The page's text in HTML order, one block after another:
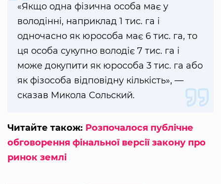
«Якщо одна фізична особа має у
володінні, наприклад 1 тис. га і
одночасно як юрособа має 6 тис. га, то
ця особа сукупно володіє 7 тис. га і
може докупити як юрособа 3 тис. га або
як фізособа відповідну кількість», —
сказав Микола Сольский.
Читайте також: Розпочалося публічне
обговорення фінальної версії закону про
ринок землі